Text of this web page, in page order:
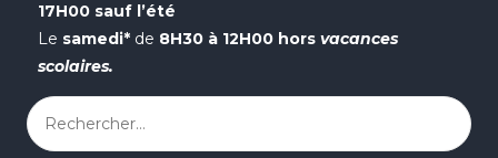
17H00 sauf l’été
Le samedi* de 8H30 à 12H00 hors vacances
scolaires.
Rechercher :